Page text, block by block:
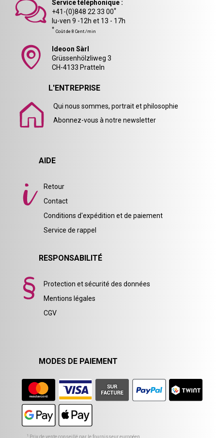
Service téléphonique :
+41-(0)848 22 33 00*
lu-ven 9 -12h et 13 - 17h
* Coût de 8 Cent./min
Ideoon Sàrl
Grüssenhölzliweg 3
CH-4133 Pratteln
L'ENTREPRISE
Qui nous sommes, portrait et philosophie
Abonnez-vous à notre newsletter
AIDE
Retour
Contact
Conditions d'expédition et de paiement
Service de rappel
RESPONSABILITÉ
Protection et sécurité des données
Mentions légales
CGV
MODES DE PAIEMENT
1 Prix de vente conseillé par le fournisseur européen